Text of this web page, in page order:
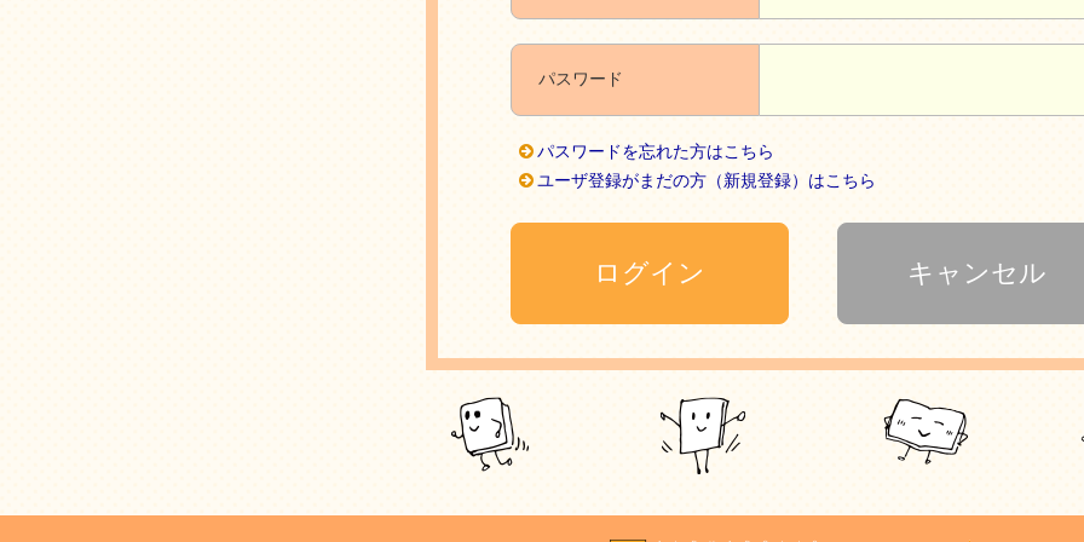
パスワード
パスワードを忘れた方はこちら
ユーザ登録がまだの方（新規登録）はこちら